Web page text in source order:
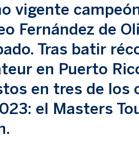
vigente
Fernández de
Tras batir
en Puerto
en tres de los
el Masters